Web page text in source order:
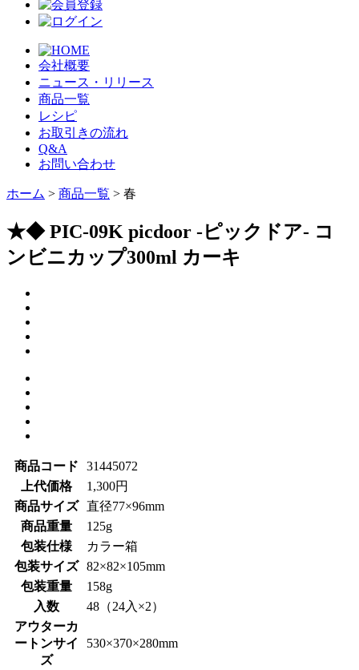
会社概要
ニュース・リリース
商品一覧
レシピ
お取引きの流れ
Q&A
お問い合わせ
ホーム > 商品一覧 > 春
★◆ PIC-09K picdoor -ピックドア- コ
ンビニカップ300ml カーキ
商品コード
31445072
上代価格
1,300円
商品サイズ
直径77×96mm
商品重量
125g
包装仕様
カラー箱
包装サイズ
82×82×105mm
包装重量
158g
入数
48（24入×2）
アウターカ
ートンサイ
ズ
530×370×280mm